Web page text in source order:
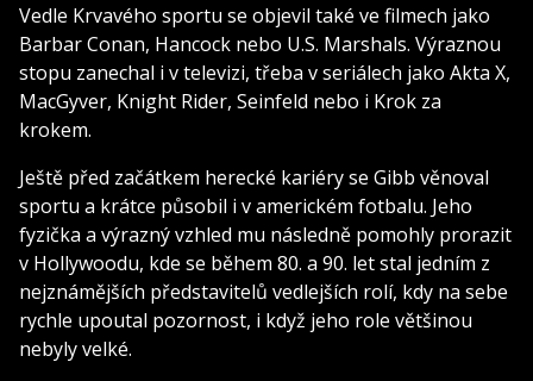
Vedle Krvavého sportu se objevil také ve filmech jako
Barbar Conan, Hancock nebo U.S. Marshals. Výraznou
stopu zanechal i v televizi, třeba v seriálech jako Akta X,
MacGyver, Knight Rider, Seinfeld nebo i Krok za
krokem.
Ještě před začátkem herecké kariéry se Gibb věnoval
sportu a krátce působil i v americkém fotbalu. Jeho
fyzička a výrazný vzhled mu následně pomohly prorazit
v Hollywoodu, kde se během 80. a 90. let stal jedním z
nejznámějších představitelů vedlejších rolí, kdy na sebe
rychle upoutal pozornost, i když jeho role většinou
nebyly velké.